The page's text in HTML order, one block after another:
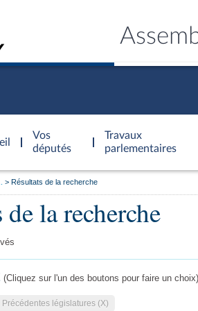
Vos
députés
Travaux
parlementaires
Résultats de la recherche
de la recherche
(Cliquez sur l'un des boutons pour faire un choix)
Précédentes législatures (X)